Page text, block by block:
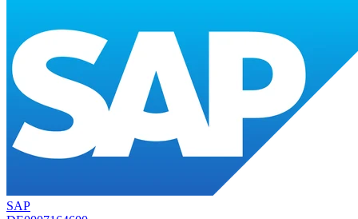
SAP